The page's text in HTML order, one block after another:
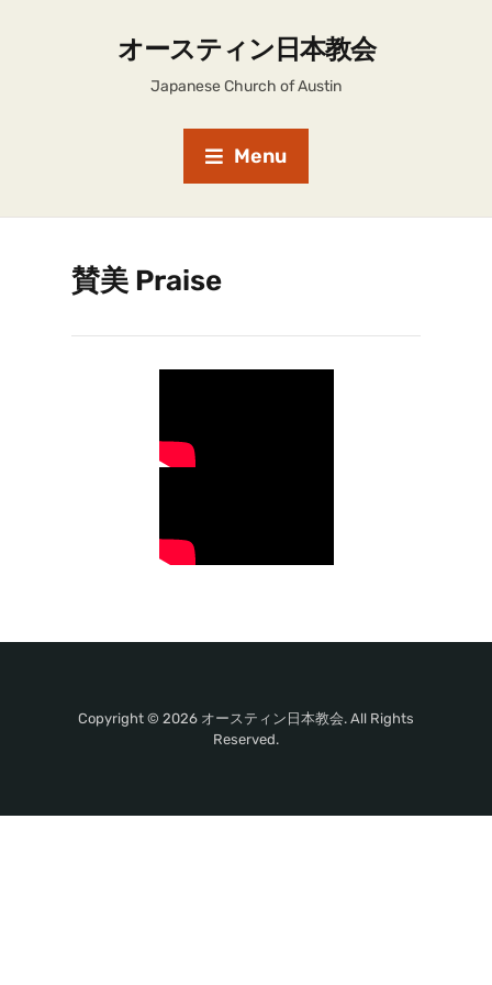
オースティン日本教会
Japanese Church of Austin
Menu
賛美 Praise
Copyright © 2026 オースティン日本教会. All Rights
Reserved.